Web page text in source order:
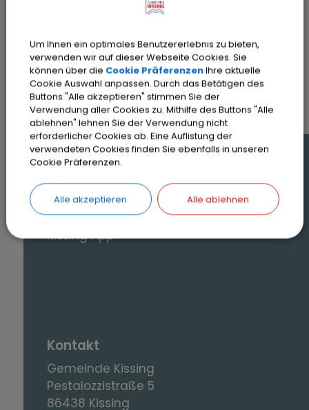
SEITE DRUCKEN
Auf einen Blick
Online-Terminvereinbarung
Veranstaltungen und Termine
Kissing App
Kontakt
Gemeinde Kissing
Pestalozzistraße 5
86438 Kissing
Um Ihnen ein optimales Benutzererlebnis zu bieten,
verwenden wir auf dieser Webseite Cookies. Sie
können über die Cookie PräferenzenIhre aktuelle
Cookie Auswahl anpassen. Durch das Betätigen des
Buttons "Alle akzeptieren" stimmen Sie der
Verwendung aller Cookies zu. Mithilfe des Buttons "Alle
ablehnen" lehnen Sie der Verwendung nicht
erforderlicher Cookies ab. Eine Auflistung der
verwendeten Cookies finden Sie ebenfalls in unseren
Cookie Präferenzen.
Alle akzeptieren Alle ablehnen